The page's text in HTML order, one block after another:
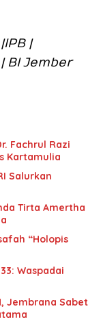
|
BI Jember
Fachrul Razi
Kartamulia
Salurkan
Tirta Amertha
“Holopis
Waspadai
Jembrana Sabet